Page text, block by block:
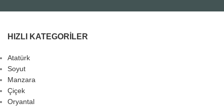
HIZLI KATEGORILER
Atatürk
Soyut
Manzara
Çiçek
Oryantal